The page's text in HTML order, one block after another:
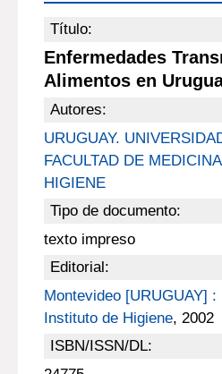
Título:
Enfermedades
Alimentos en
Autores:
URUGUAY.
FACULTAD DE
HIGIENE
Tipo de documento:
texto impreso
Editorial:
Montevideo [URUGUAY]
Instituto de Higiene, 2002
ISBN/ISSN/DL: